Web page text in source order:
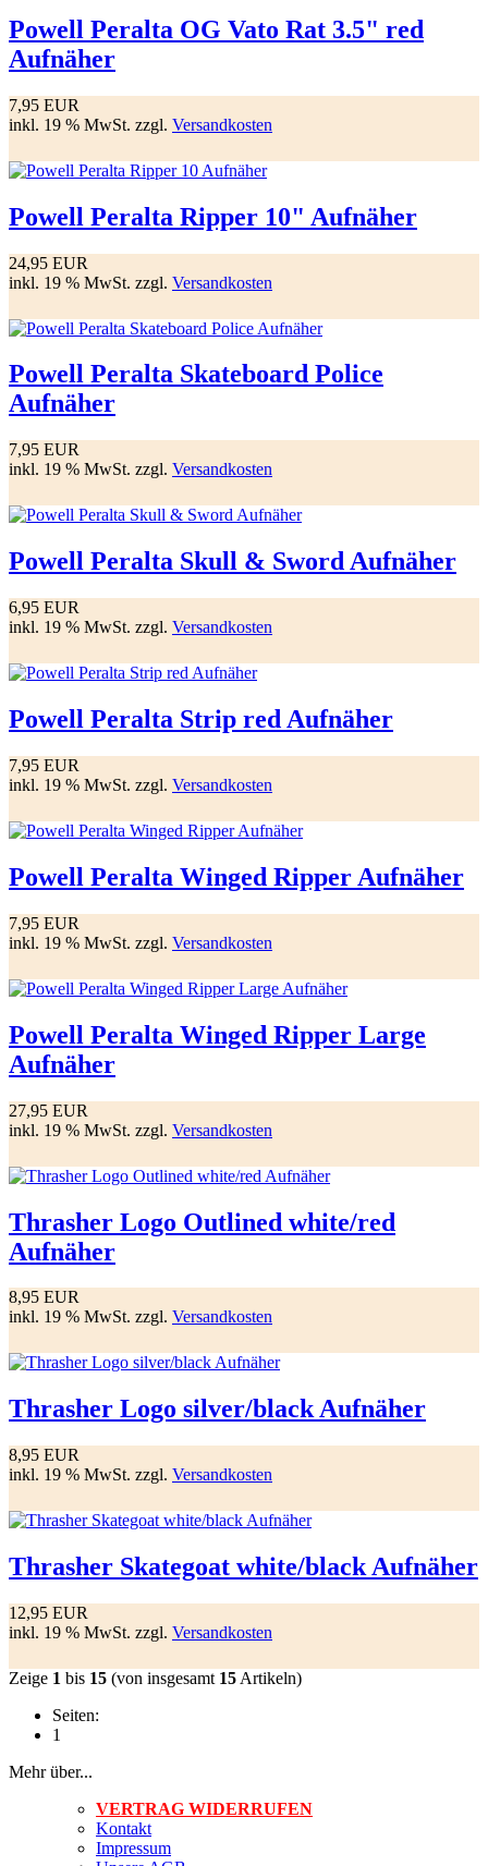
Powell Peralta OG Vato Rat 3.5" red
Aufnäher
7,95 EUR
inkl. 19 % MwSt. zzgl. Versandkosten
Powell Peralta Ripper 10" Aufnäher
24,95 EUR
inkl. 19 % MwSt. zzgl. Versandkosten
Powell Peralta Skateboard Police
Aufnäher
7,95 EUR
inkl. 19 % MwSt. zzgl. Versandkosten
Powell Peralta Skull & Sword Aufnäher
6,95 EUR
inkl. 19 % MwSt. zzgl. Versandkosten
Powell Peralta Strip red Aufnäher
7,95 EUR
inkl. 19 % MwSt. zzgl. Versandkosten
Powell Peralta Winged Ripper Aufnäher
7,95 EUR
inkl. 19 % MwSt. zzgl. Versandkosten
Powell Peralta Winged Ripper Large
Aufnäher
27,95 EUR
inkl. 19 % MwSt. zzgl. Versandkosten
Thrasher Logo Outlined white/red
Aufnäher
8,95 EUR
inkl. 19 % MwSt. zzgl. Versandkosten
Thrasher Logo silver/black Aufnäher
8,95 EUR
inkl. 19 % MwSt. zzgl. Versandkosten
Thrasher Skategoat white/black Aufnäher
12,95 EUR
inkl. 19 % MwSt. zzgl. Versandkosten
Zeige 1 bis 15 (von insgesamt 15 Artikeln)
Seiten:
1
Mehr über...
VERTRAG WIDERRUFEN
Kontakt
Impressum